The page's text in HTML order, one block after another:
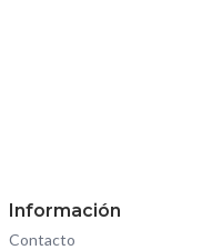
Información
Contacto